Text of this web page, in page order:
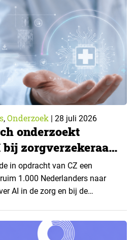
, Onderzoek | 28 juli 2026
onderzoekt
zorgverzekeraar
in opdracht van CZ een
1.000 Nederlanders naar
AI in de zorg en bij de
trekken zij een grens? Dit